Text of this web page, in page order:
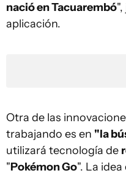
nació en Tacuarembó
aplicación.
Otra de las
trabajando es en "la
utilizará tecnología de
"Pokémon Go". La